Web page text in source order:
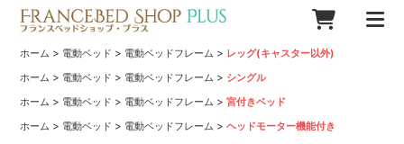
ホーム > 電動ベッド > 電動ベッドフレーム > レッグ(キャスター以外)
ホーム > 電動ベッド > 電動ベッドフレーム > シングル
ホーム > 電動ベッド > 電動ベッドフレーム >宮付きベッド
ホーム > 電動ベッド > 電動ベッドフレーム >ヘッドモーター機能付き